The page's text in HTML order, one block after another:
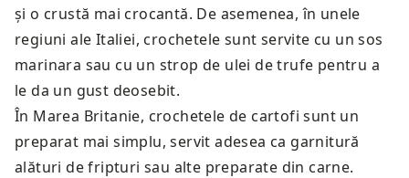
și o crustă mai crocantă. De asemenea, în unele
regiuni ale Italiei, crochetele sunt servite cu un sos
marinara sau cu un strop de ulei de trufe pentru a
le da un gust deosebit.
În Marea Britanie, crochetele de cartofi sunt un
preparat mai simplu, servit adesea ca garnitură
alături de fripturi sau alte preparate din carne.